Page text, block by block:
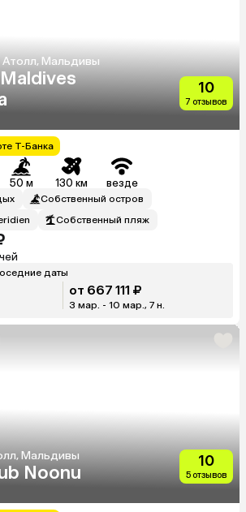
Атолл, Мальдивы
10
7 отзывов
Т-Банка
50 м 130 км везде
Собственный остров
Собственный пляж
даты
от 667 111 ₽
3 мар. - 10 мар., 7 н.
Мальдивы
Noonu
10
5 отзывов